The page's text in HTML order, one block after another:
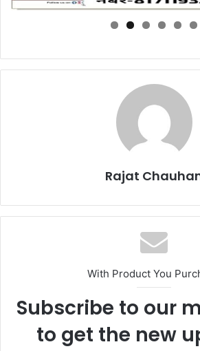
Rajat
With Product You
Subscribe to our
to get the new